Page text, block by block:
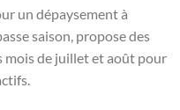
un dépaysement à
saison, propose des
mois de juillet et août pour